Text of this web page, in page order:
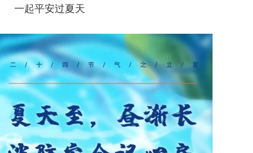
一起平安过夏天